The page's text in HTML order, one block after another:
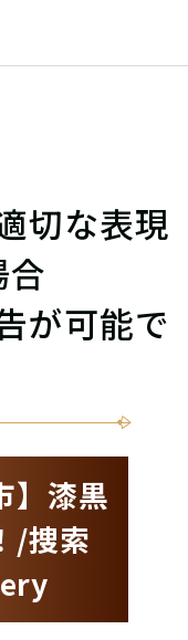
切な表現
が可能で
】漆黒
/捜索